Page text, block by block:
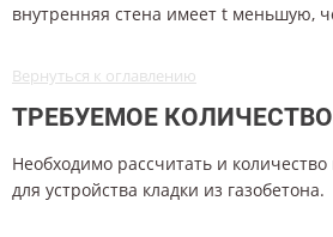
внутренняя стена имеет t меньшую,
Вернуться к оглавлению
ТРЕБУЕМОЕ
Необходимо рассчитать и количество
для устройства кладки из газобетона.